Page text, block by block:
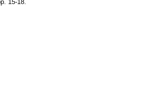
15-18.